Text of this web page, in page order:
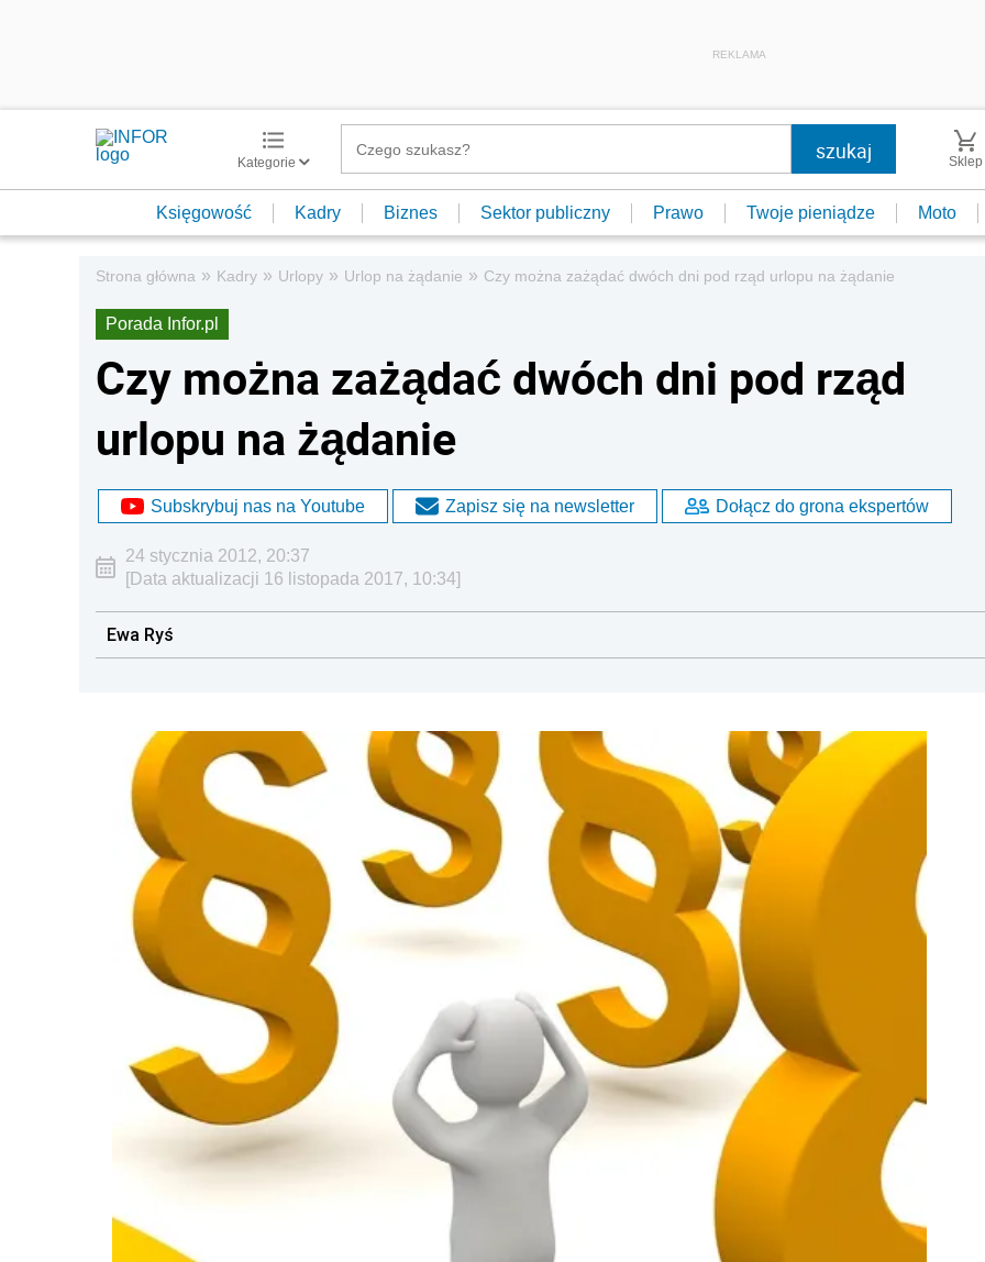
REKLAMA
Kategorie Sklep
Księgowość Kadry Biznes Sektor publiczny Prawo Twoje pieniądze Moto
Strona główna » Kadry » Urlopy » Urlop na żądanie » Czy można zażądać dwóch dni pod rząd urlopu na żądanie
Porada Infor.pl
Czy można zażądać dwóch dni pod rząd
urlopu na żądanie
Subskrybuj nas na Youtube Zapisz się na newsletter Dołącz do grona ekspertów
24 stycznia 2012, 20:37
[Data aktualizacji 16 listopada 2017, 10:34]
Ewa Ryś